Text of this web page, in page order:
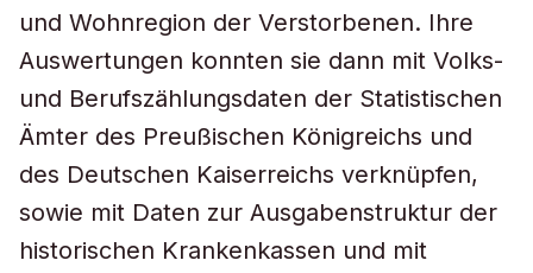
und Wohnregion der Verstorbenen. Ihre
Auswertungen konnten sie dann mit Volks-
und Berufszählungsdaten der Statistischen
Ämter des Preußischen Königreichs und
des Deutschen Kaiserreichs verknüpfen,
sowie mit Daten zur Ausgabenstruktur der
historischen Krankenkassen und mit